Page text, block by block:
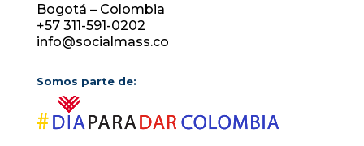
Bogotá – Colombia
+57 311-591-0202
info@socialmass.co
Somos parte de: